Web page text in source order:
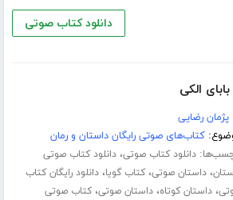
دانلود کتاب صوتی
الکی
پژمان رضایی
کتاب‌های صوتی رایگان داستان و رمان
دانلود کتاب صوتی،دانلود کتاب صوتی
،داستان صوتی،کتاب گویا،دانلود رایگان کتاب
،داستان کوتاه،داستان صوتی،کتاب صوتی